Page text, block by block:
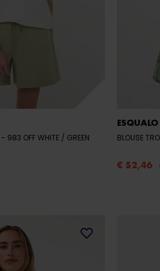
- 983 OFF WHITE / GREEN
ESQUALO
BLOUSE
€ 52,46